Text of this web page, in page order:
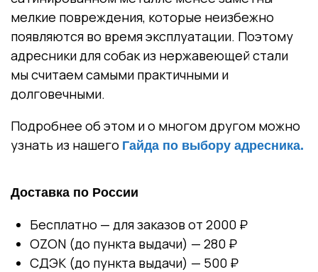
мелкие повреждения, которые неизбежно
появляются во время эксплуатации. Поэтому
адресники для собак из нержавеющей стали
мы считаем самыми практичными и
долговечными.
Подробнее об этом и о многом другом можно
узнать из нашего Гайда по выбору адресника.
Доставка по России
Бесплатно — для заказов от 2000 ₽
OZON (до пункта выдачи) — 280 ₽
СДЭК (до пункта выдачи) — 500 ₽